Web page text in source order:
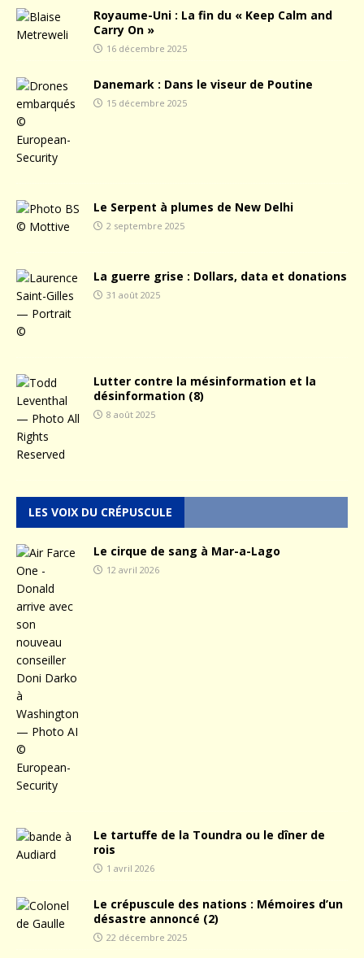
Royaume-Uni : La fin du « Keep Calm and
Carry On »
16 décembre 2025
Danemark : Dans le viseur de Poutine
15 décembre 2025
Le Serpent à plumes de New Delhi
2 septembre 2025
La guerre grise : Dollars, data et donations
31 août 2025
Lutter contre la mésinformation et la
désinformation (8)
8 août 2025
LES VOIX DU CRÉPUSCULE
Le cirque de sang à Mar-a-Lago
12 avril 2026
Le tartuffe de la Toundra ou le dîner de
rois
1 avril 2026
Le crépuscule des nations : Mémoires d’un
désastre annoncé (2)
22 décembre 2025